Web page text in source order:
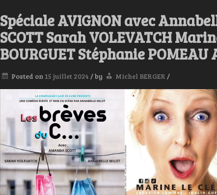
Spéciale AVIGNON avec
SCOTT Sarah VOLEVATCH
BOURGUET Stéphanie
Posted on 15 juillet 2024 /by Michel BERGER /